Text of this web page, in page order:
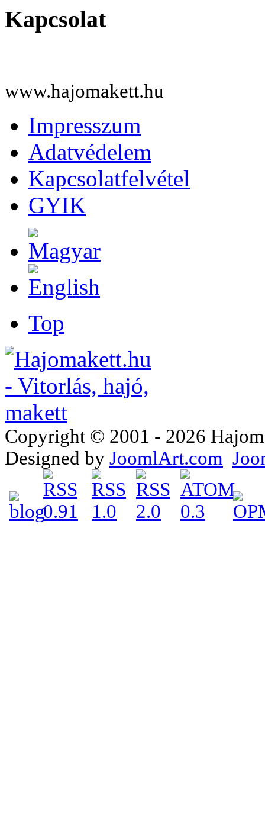
Kapcsolat
www.hajomakett.hu
Impresszum
Adatvédelem
Kapcsolatfelvétel
GYIK
Top
Copyright © 2001 - 2026
Designed by JoomlArt.com